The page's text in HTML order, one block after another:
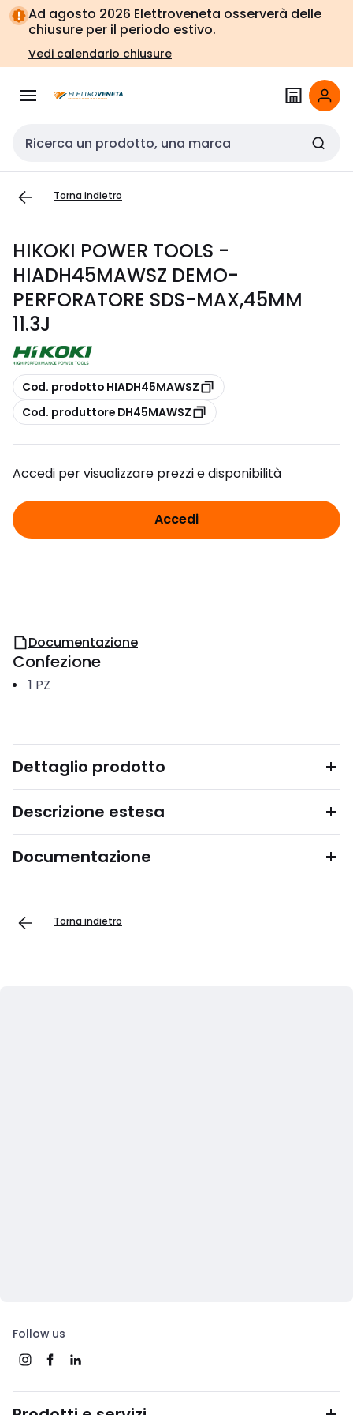
Vai alla
navigazione
Vai
alla
pagina
Ad agosto 2026 Elettroveneta osserverà delle
chiusure per il periodo estivo.
Vedi calendario chiusure
Cerca input
Torna indietro
HIKOKI POWER TOOLS -
HIADH45MAWSZ DEMO-
PERFORATORE SDS-MAX,45MM
11.3J
copia
Cod. prodotto HIADH45MAWSZ
copia
Cod. produttore DH45MAWSZ
Accedi per visualizzare prezzi e disponibilità
Accedi
Documentazione
Confezione
1 PZ
Dettaglio prodotto
Descrizione estesa
Documentazione
Torna indietro
Follow us